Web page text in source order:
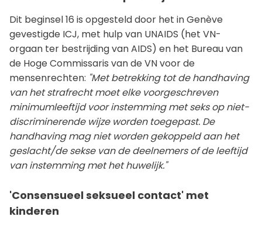
Dit beginsel 16 is opgesteld door het in Genève
gevestigde ICJ, met hulp van UNAIDS (het VN-
orgaan ter bestrijding van AIDS) en het Bureau van
de Hoge Commissaris van de VN voor de
mensenrechten: "Met betrekking tot de handhaving
van het strafrecht moet elke voorgeschreven
minimumleeftijd voor instemming met seks op niet-
discriminerende wijze worden toegepast. De
handhaving mag niet worden gekoppeld aan het
geslacht/de sekse van de deelnemers of de leeftijd
van instemming met het huwelijk."
'Consensueel seksueel contact' met
kinderen